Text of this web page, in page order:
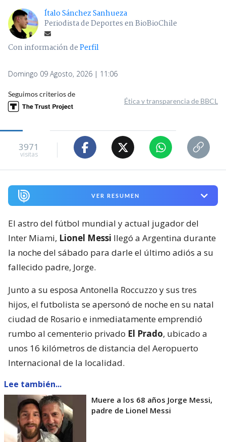
Ítalo Sánchez Sanhueza
Periodista de Deportes en BioBioChile
Con información dePerfil
Domingo 09 Agosto, 2026 | 11:06
Seguimos criterios de
Ética y transparencia de BBCL
3971
visitas
VER RESUMEN
El astro del fútbol mundial y actual jugador del
Inter Miami, Lionel Messi llegó a Argentina durante
la noche del sábado para darle el último adiós a su
fallecido padre, Jorge.
Junto a su esposa Antonella Roccuzzo y sus tres
hijos, el futbolista se apersonó de noche en su natal
ciudad de Rosario e inmediatamente emprendió
rumbo al cementerio privado El Prado, ubicado a
unos 16 kilómetros de distancia del Aeropuerto
Internacional de la localidad.
Lee también...
Muere a los 68 años Jorge Messi,
padre de Lionel Messi